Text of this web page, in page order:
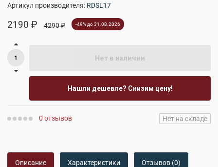
Артикул производителя: RDSL17
2190 ₽ 4290 ₽ -49% до 31.08.2026
Нет в наличии
Нашли дешевле? Снизим цену!
0 отзывов Нет на складе
Описание Характеристики Отзывов (0)